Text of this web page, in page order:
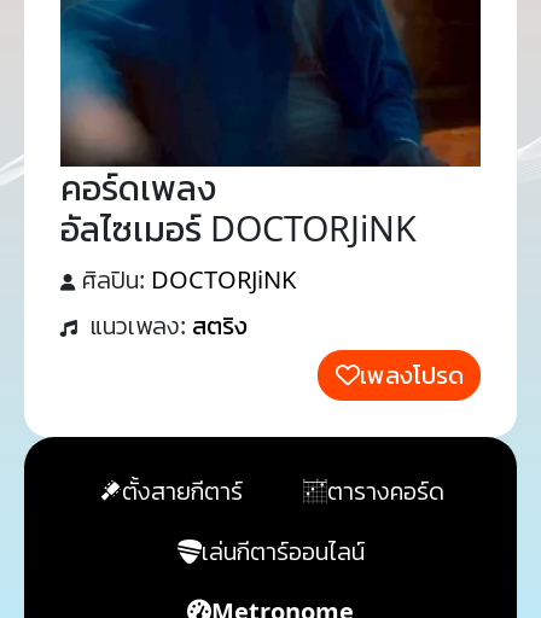
คอร์ดเพลง
อัลไซเมอร์ DOCTORJiNK
ศิลปิน: DOCTORJiNK
แนวเพลง: สตริง
เพลงโปรด
ตั้งสายกีตาร์
ตารางคอร์ด
เล่นกีตาร์ออนไลน์
Metronome